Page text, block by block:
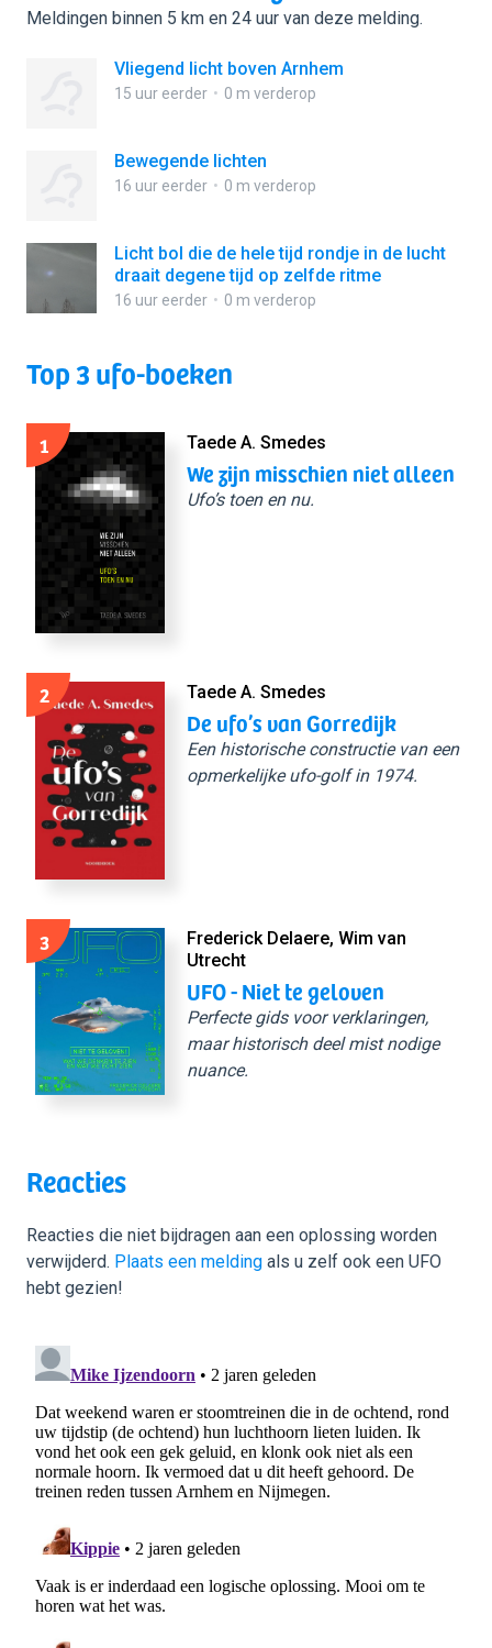
Meldingen binnen 5 km en 24 uur van deze melding.
Vliegend licht boven Arnhem
15 uur eerder 0 m verderop
Bewegende lichten
16 uur eerder 0 m verderop
Licht bol die de hele tijd rondje in de lucht
draait degene tijd op zelfde ritme
16 uur eerder 0 m verderop
Top 3 ufo-boeken
1 Taede A. Smedes
We zijn misschien niet alleen
Ufo’s toen en nu.
2 Taede A. Smedes
De ufo’s van Gorredijk
Een historische constructie van een
opmerkelijke ufo-golf in 1974.
3
Frederick Delaere, Wim van
Utrecht
UFO - Niet te geloven
Perfecte gids voor verklaringen,
maar historisch deel mist nodige
nuance.
Reacties
Reacties die niet bijdragen aan een oplossing worden
verwijderd. Plaats een melding als u zelf ook een UFO
hebt gezien!